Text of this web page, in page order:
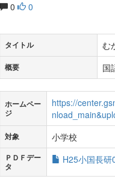
0 0
タイトル む
概要
ホームペー
ジ
https://
対象 小学校
ＰＤＦデー
タ
H25小国長研